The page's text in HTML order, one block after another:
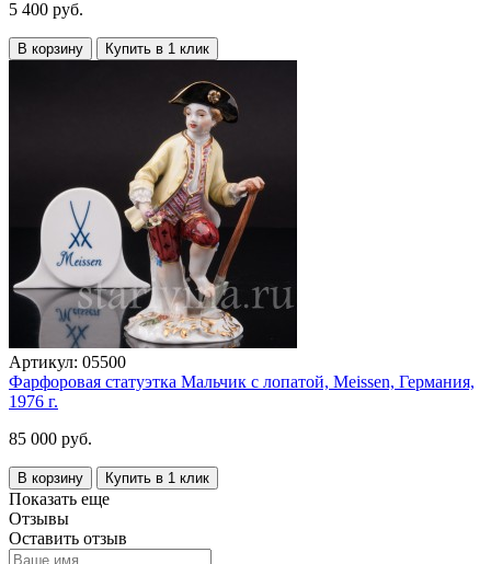
5 400 руб.
В корзину Купить в 1 клик
Артикул: 05500
Фарфоровая статуэтка Мальчик с лопатой, Meissen, Германия,
1976 г.
85 000 руб.
В корзину Купить в 1 клик
Показать еще
Отзывы
Оставить отзыв